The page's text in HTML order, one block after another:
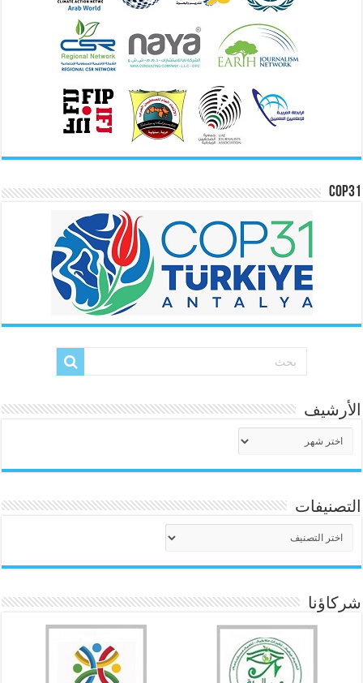
COP31
الأرشيف
التصنيفات
شركاؤنا